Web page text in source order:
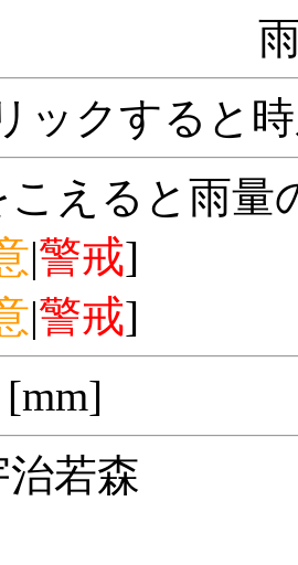
ックすると
こえると雨量
|警戒]
|警戒]
若森